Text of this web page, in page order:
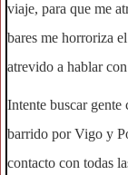
viaje, para que me
bares me horroriza
atrevido a hablar
Intente buscar
barrido por Vigo y
contacto con todas